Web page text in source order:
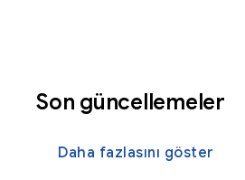
Son güncellemeler
Daha fazlasını göster